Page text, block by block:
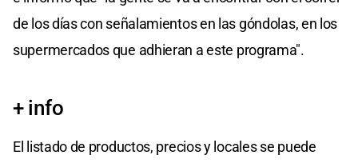
de los días con señalamientos en las góndolas, en los
supermercados que adhieran a este programa".
+ info
El listado de productos, precios y locales se puede